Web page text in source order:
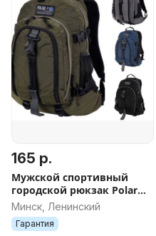
165 р.
Мужской спортивный
городской рюкзак Polar
П955 (черный, синий,
серый, хаки, красный)
новый ДОСТАВКА
Минск, Ленинский
Гарантия